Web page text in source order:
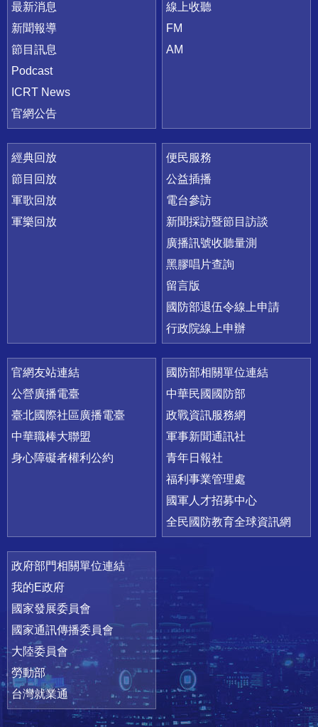
最新消息
新聞報導
節目訊息
Podcast
ICRT News
官網公告
線上收聽
FM
AM
經典回放
節目回放
軍歌回放
軍樂回放
便民服務
公益插播
電台參訪
新聞採訪暨節目訪談
廣播訊號收聽量測
黑膠唱片查詢
留言版
國防部退伍令線上申請
行政院線上申辦
官網友站連結
公營廣播電臺
臺北國際社區廣播電臺
中華職棒大聯盟
身心障礙者權利公約
國防部相關單位連結
中華民國國防部
政戰資訊服務網
軍事新聞通訊社
青年日報社
福利事業管理處
國軍人才招募中心
全民國防教育全球資訊網
政府部門相關單位連結
我的E政府
國家發展委員會
國家通訊傳播委員會
大陸委員會
勞動部
台灣就業通